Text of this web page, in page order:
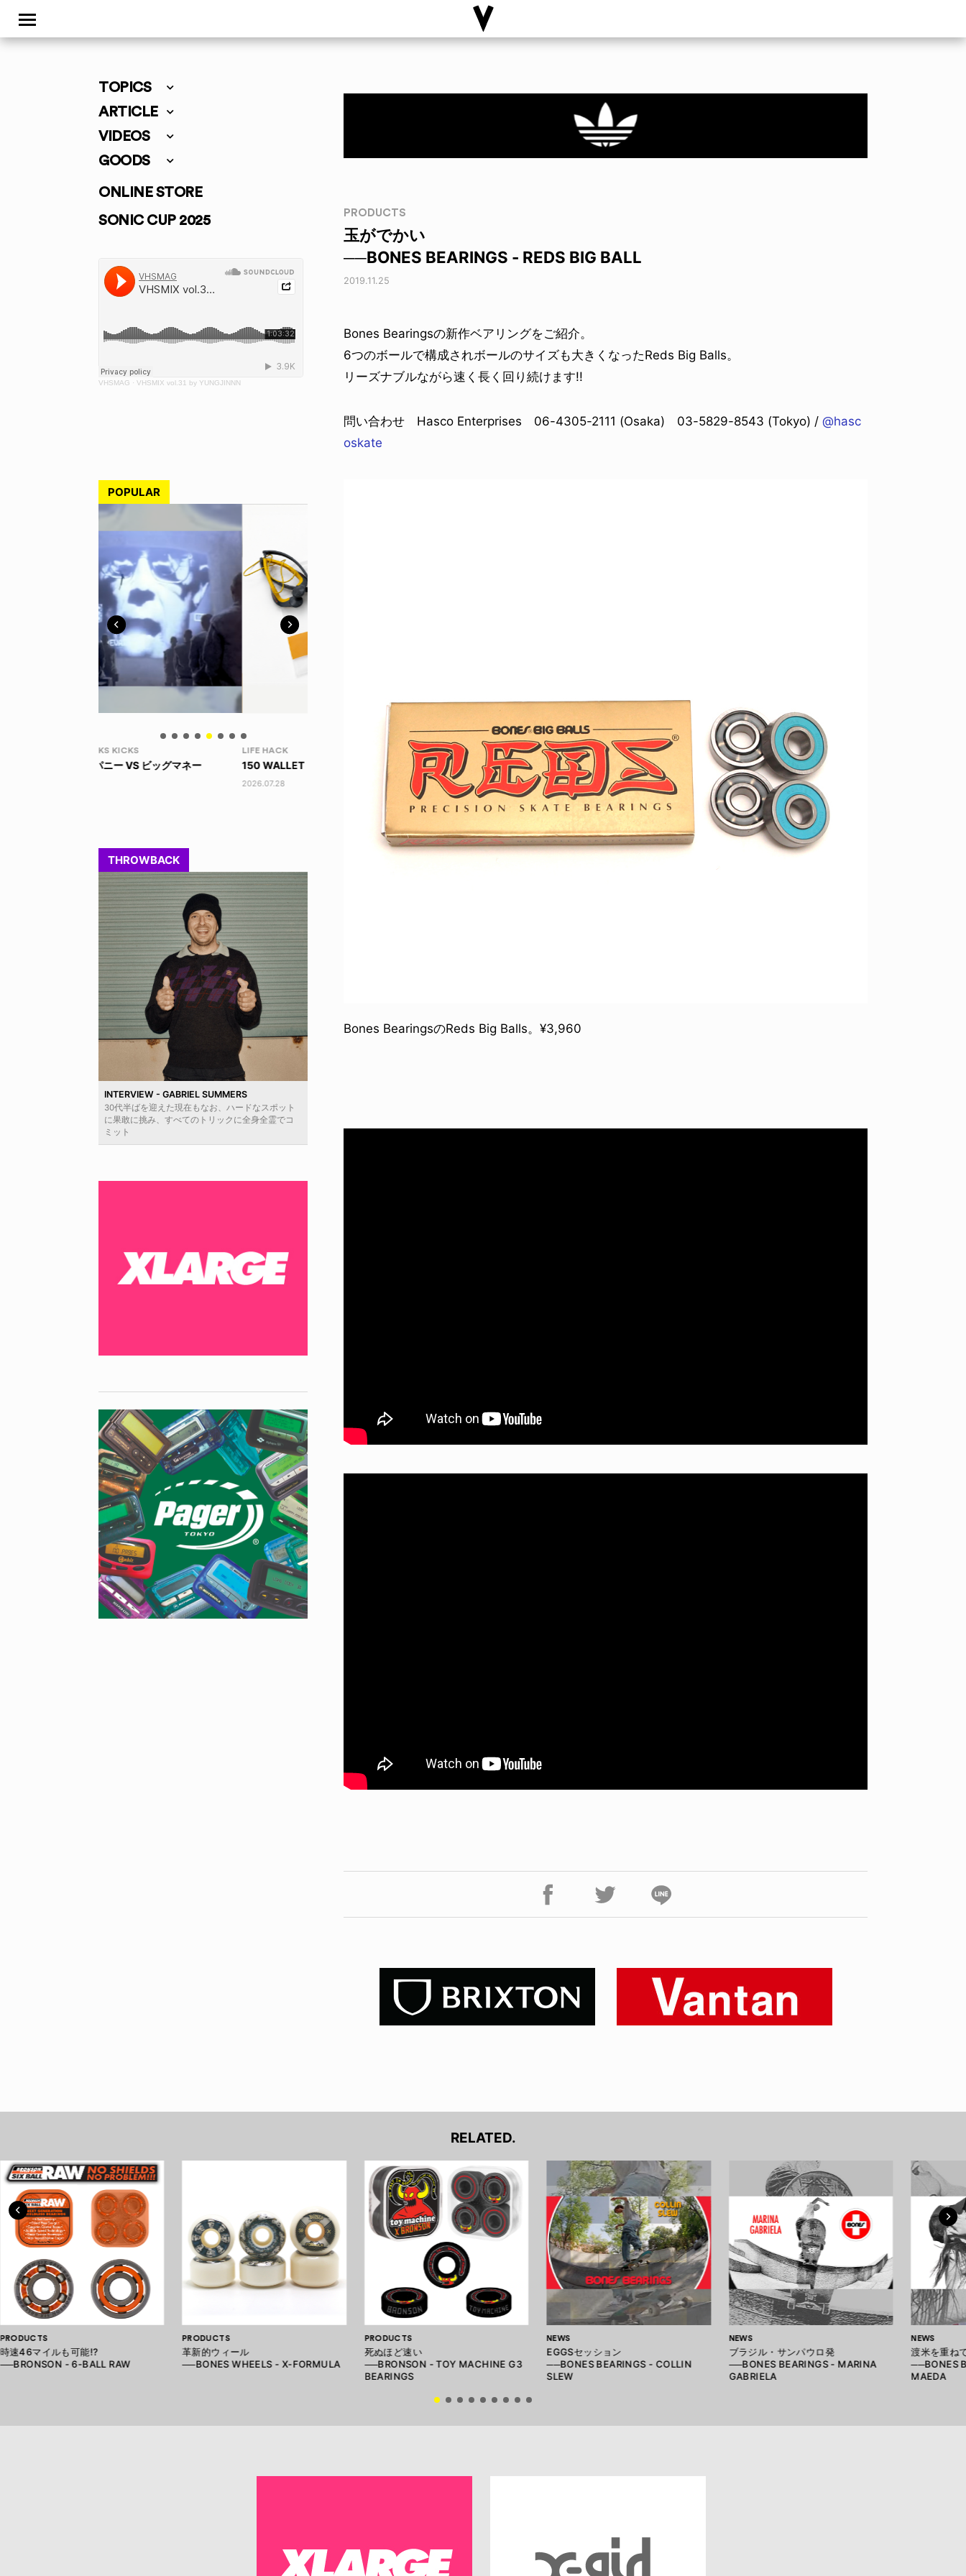
TOPICS
ARTICLE
VIDEOS
GOODS
ONLINE STORE
SONIC CUP 2025
VHSMAG · VHSMIX vol.31 by YUNGJINNN
POPULAR
LIFE HACK
150 WALLET
NEWS
HAGEBA BOYS 2026
2026.07.31
YO! CHUI
あの時のあの写真
2026.07.31
THROWBACK
INTERVIEW - GABRIEL SUMMERS
30代半ばを迎えた現在もなお、ハードなスポット
に果敢に挑み、すべてのトリックに全身全霊でコ
ミット
PRODUCTS
玉がでかい
──BONES BEARINGS - REDS BIG BALL
2019.11.25
Bones Bearingsの新作ベアリングをご紹介。
6つのボールで構成されボールのサイズも大きくなったReds Big Balls。
リーズナブルながら速く長く回り続けます!!
問い合わせ Hasco Enterprises 06-4305-2111 (Osaka) 03-5829-8543 (Tokyo) / @hasc
oskate
Bones BearingsのReds Big Balls。¥3,960
RELATED.
PRODUCTS
時速46マイルも可能!?
──BRONSON - 6-BALL RAW
PRODUCTS
革新的ウィール
──BONES WHEELS - X-FORMULA
PRODUCTS
死ぬほど速い
──BRONSON - TOY MACHINE G3
BEARINGS
NEWS
EGGSセッション
──BONES BEARINGS - COLLIN
SLEW
NEWS
ブラジル・サンパウロ発
──BONES BEARINGS - MARINA
GABRIELA
NEWS
渡米を重ね
──BONES
MAEDA